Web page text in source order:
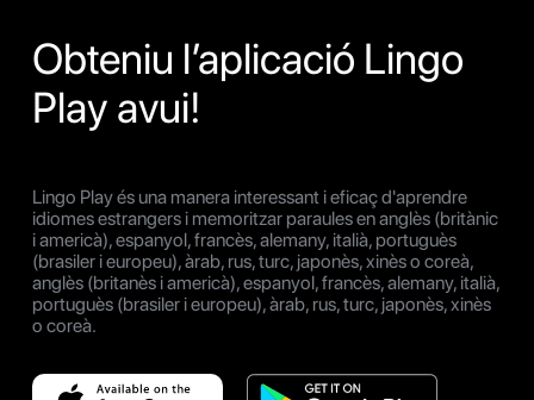
Obteniu l’aplicació Lingo
Play avui!
Lingo Play és una manera interessant i eficaç d'aprendre
idiomes estrangers i memoritzar paraules en anglès (britànic
i americà), espanyol, francès, alemany, italià, portuguès
(brasiler i europeu), àrab, rus, turc, japonès, xinès o coreà,
anglès (britanès i americà), espanyol, francès, alemany, italià,
portuguès (brasiler i europeu), àrab, rus, turc, japonès, xinès
o coreà.